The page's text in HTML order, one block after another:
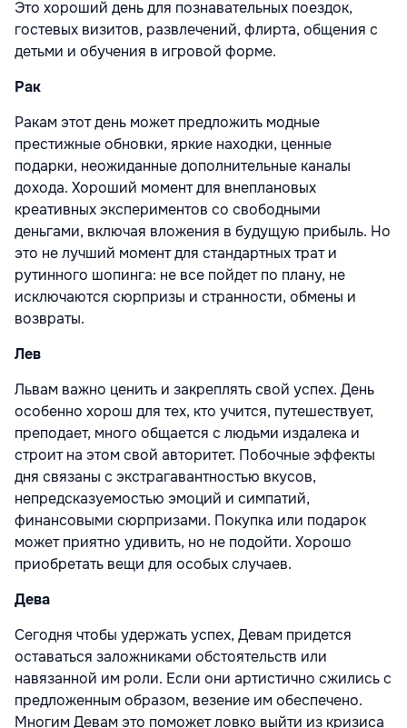
Это хороший день для познавательных поездок,
гостевых визитов, развлечений, флирта, общения с
детьми и обучения в игровой форме.
Рак
Ракам этот день может предложить модные
престижные обновки, яркие находки, ценные
подарки, неожиданные дополнительные каналы
дохода. Хороший момент для внеплановых
креативных экспериментов со свободными
деньгами, включая вложения в будущую прибыль. Но
это не лучший момент для стандартных трат и
рутинного шопинга: не все пойдет по плану, не
исключаются сюрпризы и странности, обмены и
возвраты.
Лев
Львам важно ценить и закреплять свой успех. День
особенно хорош для тех, кто учится, путешествует,
преподает, много общается с людьми издалека и
строит на этом свой авторитет. Побочные эффекты
дня связаны с экстрагавантностью вкусов,
непредсказуемостью эмоций и симпатий,
финансовыми сюрпризами. Покупка или подарок
может приятно удивить, но не подойти. Хорошо
приобретать вещи для особых случаев.
Дева
Сегодня чтобы удержать успех, Девам придется
оставаться заложниками обстоятельств или
навязанной им роли. Если они артистично сжились с
предложенным образом, везение им обеспечено.
Многим Девам это поможет ловко выйти из кризиса